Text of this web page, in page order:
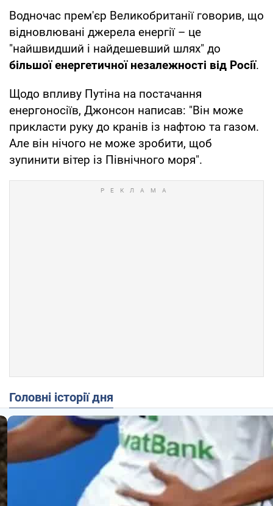
Водночас прем'єр Великобританії говорив, що
відновлювані джерела енергії – це
"найшвидший і найдешевший шлях" до
більшої енергетичної незалежності від Росії.
Щодо впливу Путіна на постачання
енергоносіїв, Джонсон написав: "Він може
прикласти руку до кранів із нафтою та газом.
Але він нічого не може зробити, щоб
зупинити вітер із Північного моря".
Головні історії дня